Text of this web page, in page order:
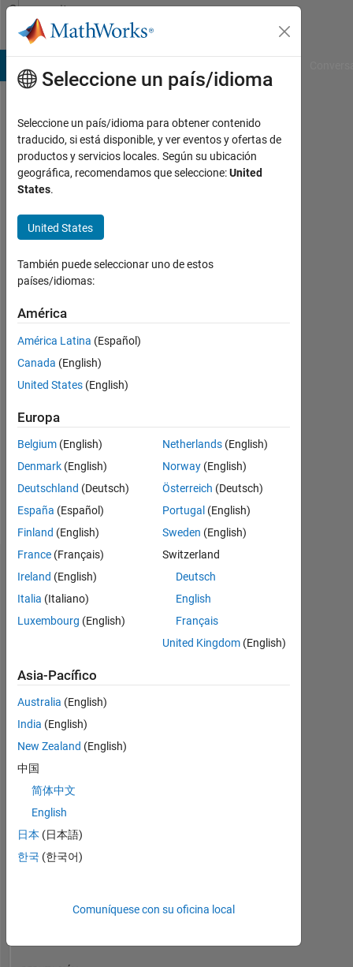
Saltar al contenido
Community
Profile
Daniel
Faasen
Last
casi
3
años
hace
Con
actividad
desde
2021
Followers:
Following:
Follow
Panel de control
Estadística
CONTRIBUCIONES L
-2
-1
1
2
3
Seleccione un país/idioma
Seleccione un país/idioma para obtener contenido
traducido, si está disponible, y ver eventos y ofertas de
productos y servicios locales. Según su ubicación
geográfica, recomendamos que seleccione:United
States.
United States
También puede seleccionar uno de estos
países/idiomas:
América
América Latina (Español)
Canada (English)
United States (English)
Europa
Belgium (English)
Denmark (English)
Deutschland (Deutsch)
España (Español)
Finland (English)
France (Français)
Ireland (English)
Italia (Italiano)
Luxembourg (English)
Netherlands(English)
Norway(English)
Österreich (Deutsch)
Portugal (English)
Sweden (English)
Switzerland
Deutsch
English
Français
United Kingdom(English)
Asia-Pacífico
Australia (English)
India (English)
New Zealand (English)
中国
简体中文
English
日本 (日本語)
한국 (한국어)
Comuníquese con su oficina local